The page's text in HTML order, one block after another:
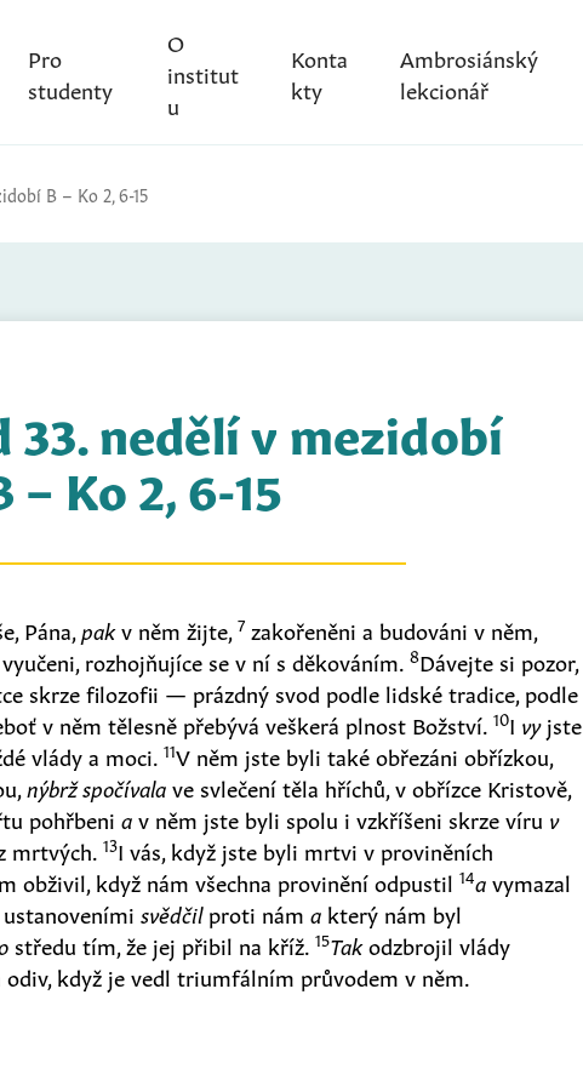
Pro
studenty
O
institut
u
Konta
kty
Ambrosiánský
lekcionář
B – Ko 2, 6-15
33. nedělí v mezidobí
– Ko 2, 6-15
Pána, pakv něm žijte,7 zakořeněni a budováni v něm,
rozhojňujíce se v ní s děkováním.8Dávejte si pozor,
skrze filozofii — prázdný svod podle lidské tradice, podle
v něm tělesně přebývá veškerá plnost Božství.10I vyjste
vlády a moci.11V něm jste byli také obřezáni obřízkou,
nýbrž spočívalave svlečení těla hříchů, v obřízce Kristově,
pohřbeniav něm jste byli spolu i vzkříšeni skrze víru v
mrtvých.13I vás, když jste byli mrtvi v proviněních
obživil, když nám všechna provinění odpustil14avymazal
ustanoveními svědčilproti náma který nám byl
středu tím, že jej přibil na kříž.15Takodzbrojil vlády
když je vedl triumfálním průvodem v něm.